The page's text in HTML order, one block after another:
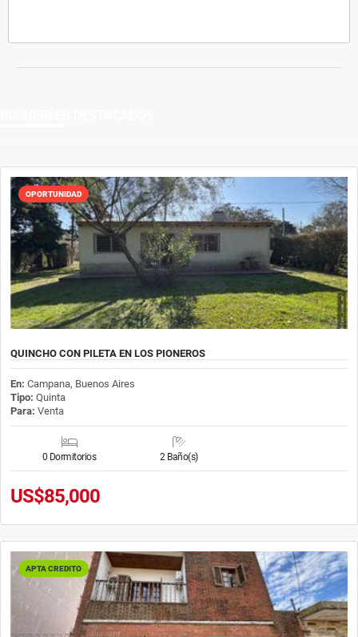
OPORTUNIDAD
QUINCHO CON PILETA EN LOS PIONEROS
En: Campana, Buenos Aires
Tipo: Quinta
Para: Venta
0 Dormitorios 2 Baño(s)
US$85,000
APTA CREDITO